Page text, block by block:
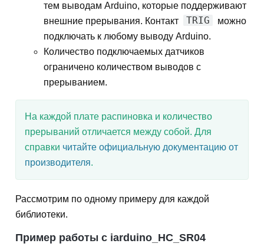
тем выводам Arduino, которые поддерживают
внешние прерывания. Контакт
TRIG
можно
подключать к любому выводу Arduino.
Количество подключаемых датчиков
ограничено количеством выводов с
прерыванием.
На каждой плате распиновка и количество
прерываний отличается между собой. Для
справки читайте официальную документацию от
производителя.
Рассмотрим по одному примеру для каждой
библиотеки.
Пример работы с iarduino_HC_SR04